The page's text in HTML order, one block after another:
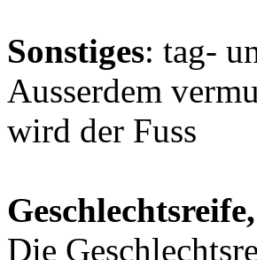
Sonstiges: tag-
Ausserdem
wird der Fuss
Die